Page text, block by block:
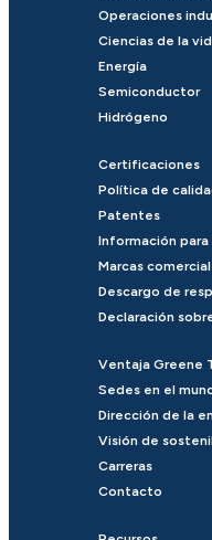
Operaciones
Ciencias de la
Energía
Semiconductor
Hidrógeno
Certificaciones
Política de
Patentes
Información
Marcas
Descargo de
Declaración
Ventaja Greene
Sedes en el
Dirección de la
Visión de
Carreras
Contacto